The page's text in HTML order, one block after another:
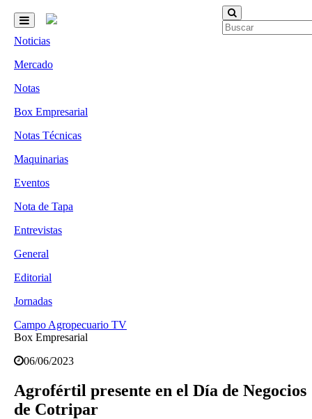
Noticias
Mercado
Notas
Box Empresarial
Notas Técnicas
Maquinarias
Eventos
Nota de Tapa
Entrevistas
General
Editorial
Jornadas
Campo Agropecuario TV
Box Empresarial
06/06/2023
Agrofértil presente en el Día de Negocios
de Cotripar